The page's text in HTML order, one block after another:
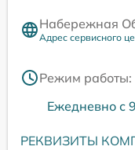
Набережная
Адрес сервисного
Режим работы:
Ежедневно с
РЕКВИЗИТЫ